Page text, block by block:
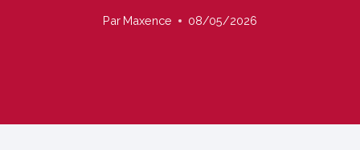
Par Maxence 08/05/2026